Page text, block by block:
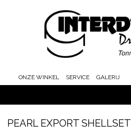
ONZE WINKEL SERVICE GALERIJ
PEARL EXPORT SHELLSET